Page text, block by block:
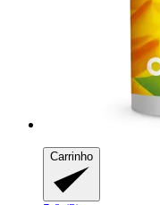
Carrinho